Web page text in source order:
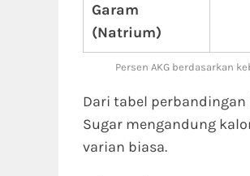
Garam
(Natrium)
Persen AKG berdasarkan
Dari tabel
Sugar mengandung
varian biasa.